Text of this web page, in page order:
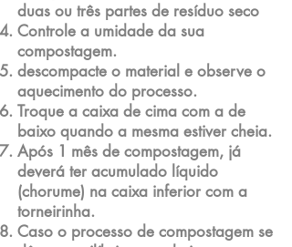
duas ou três partes de resíduo seco
Controle a umidade da sua
compostagem.
descompacte o material e observe o
aquecimento do processo.
Troque a caixa de cima com a de
baixo quando a mesma estiver cheia.
Após 1 mês de compostagem, já
deverá ter acumulado líquido
(chorume) na caixa inferior com a
torneirinha.
Caso o processo de compostagem se